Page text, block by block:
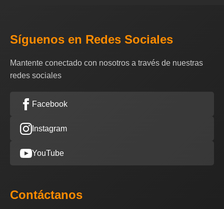
Síguenos en Redes Sociales
Mantente conectado con nosotros a través de nuestras
redes sociales
Facebook
Instagram
YouTube
Contáctanos